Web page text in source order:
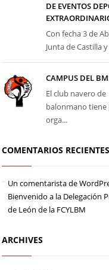
DE EVENTOS
Con fecha 3 de
Junta de Castilla y
CAMPUS DEL
El club navero de
balonmano tiene
orga...
COMENTARIOS RECIENTES
Un comentarista de
Bienvenido a la Delegación
de León de la FCYLBM
ARCHIVES